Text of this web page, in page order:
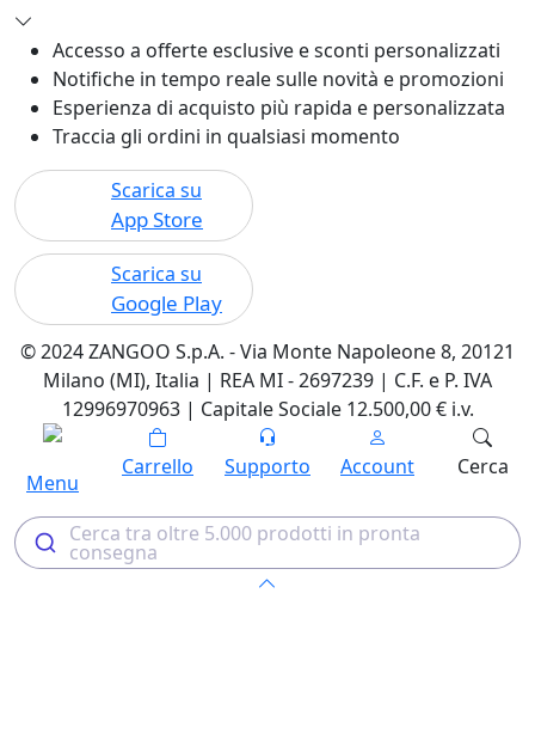
Accesso a offerte esclusive e sconti personalizzati
Notifiche in tempo reale sulle novità e promozioni
Esperienza di acquisto più rapida e personalizzata
Traccia gli ordini in qualsiasi momento
Scarica su
App Store
Scarica su
Google Play
© 2024 ZANGOO S.p.A. - Via Monte Napoleone 8, 20121
Milano (MI), Italia | REA MI - 2697239 | C.F. e P. IVA
12996970963 | Capitale Sociale 12.500,00 € i.v.
Menu
Carrello Supporto Account Cerca
Cerca tra oltre 5.000 prodotti in pronta
consegna